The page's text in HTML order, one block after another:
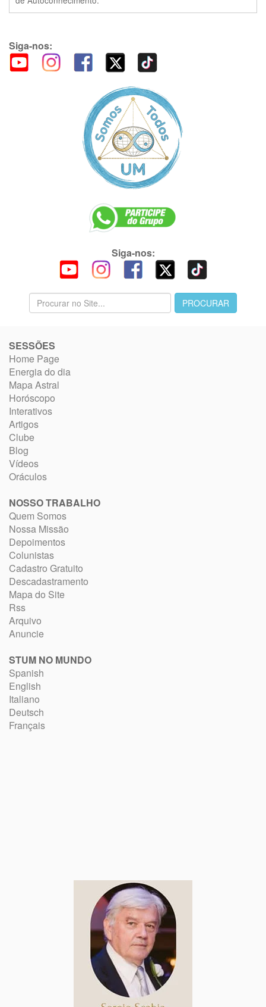
Siga-nos:
Siga-nos:
SESSÕES
Home Page
Energia do dia
Mapa Astral
Horóscopo
Interativos
Artigos
Clube
Blog
Vídeos
Oráculos
NOSSO TRABALHO
Quem Somos
Nossa Missão
Depoimentos
Colunistas
Cadastro Gratuito
Descadastramento
Mapa do Site
Rss
Arquivo
Anuncie
STUM NO MUNDO
Spanish
English
Italiano
Deutsch
Français